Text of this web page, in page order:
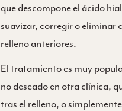
que descompone el ácido
suavizar, corregir o eliminar
relleno anteriores.
El tratamiento es muy
no deseado en otra clínica,
tras el relleno, o